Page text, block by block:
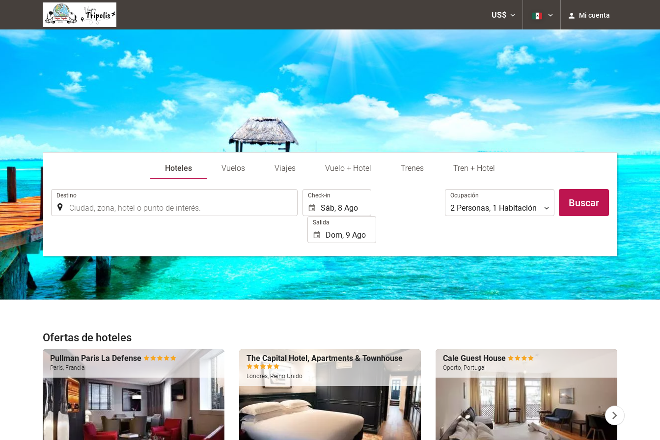
US$ Mi cuenta
Hoteles Vuelos Viajes Vuelo + Hotel Trenes Tren + Hotel
Destino Check-in
Salida
Ocupación
Ocupación
2 Personas, 1 Habitación Buscar
Ofertas de hoteles
Pullman Paris La Defense
París, Francia
The Capital Hotel, Apartments & Townhouse
Londres, Reino Unido
Cale Guest House
Oporto, Portugal